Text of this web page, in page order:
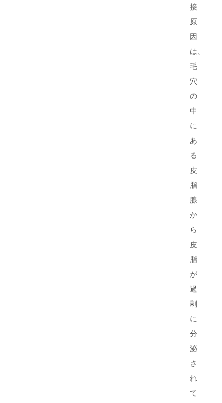
接
原
因
は、
毛
穴
の
中
に
あ
る
皮
脂
腺
か
ら
皮
脂
が
過
剰
に
分
泌
さ
れ
て